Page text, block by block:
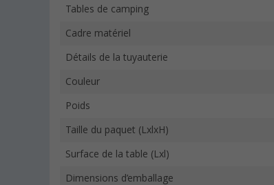
Tables de camping
Cadre matériel
Détails de la tuyauterie
Couleur
Poids
Taille du paquet (LxlxH)
Surface de la table (Lxl)
Dimensions d’emballage